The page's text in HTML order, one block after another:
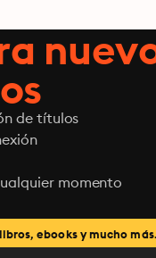
de títulos
momento
ebooks y mucho más.